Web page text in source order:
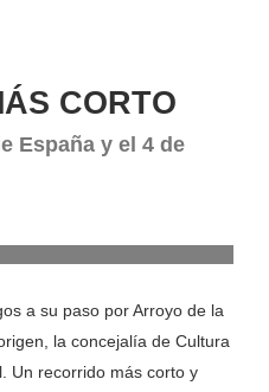
CORTO
España y el 4 de
a su paso por Arroyo de la
la concejalía de Cultura
Un recorrido más corto y